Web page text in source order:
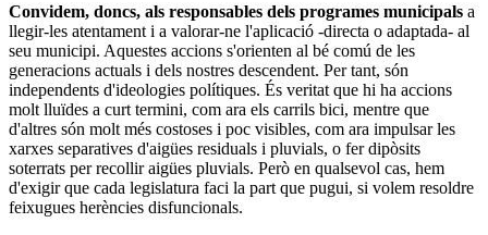
Convidem, doncs, als responsables dels programes municipals a
llegir-les atentament i a valorar-ne l'aplicació -directa o adaptada- al
seu municipi. Aquestes accions s'orienten al bé comú de les
generacions actuals i dels nostres descendent. Per tant, són
independents d'ideologies polítiques. És veritat que hi ha accions
molt lluïdes a curt termini, com ara els carrils bici, mentre que
d'altres són molt més costoses i poc visibles, com ara impulsar les
xarxes separatives d'aigües residuals i pluvials, o fer dipòsits
soterrats per recollir aigües pluvials. Però en qualsevol cas, hem
d'exigir que cada legislatura faci la part que pugui, si volem resoldre
feixugues herències disfuncionals.